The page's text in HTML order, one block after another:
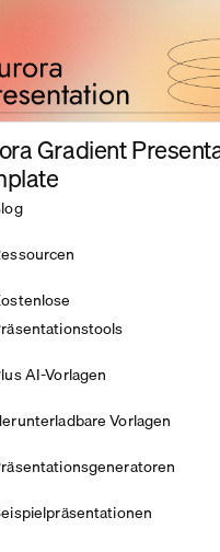
Gradient
AI-Vorlagen
Vorlagen